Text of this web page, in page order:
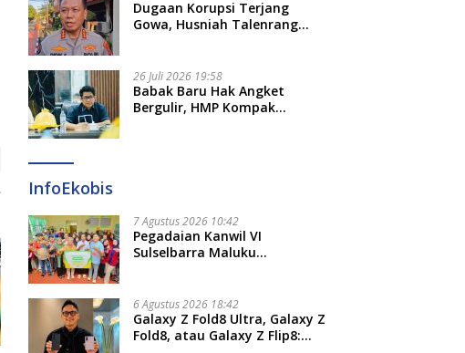
Dugaan Korupsi Terjang
Gowa, Husniah Talenrang
26 Juli 2026 19:58
​Babak Baru Hak Angket
Bergulir, HMP Kompak
InfoEkobis
7 Agustus 2026 10:42
Pegadaian Kanwil VI
Sulselbarra Maluku
Masyarakat
6 Agustus 2026 18:42
Galaxy Z Fold8 Ultra, Galaxy Z
Fold8, atau Galaxy Z Flip8: